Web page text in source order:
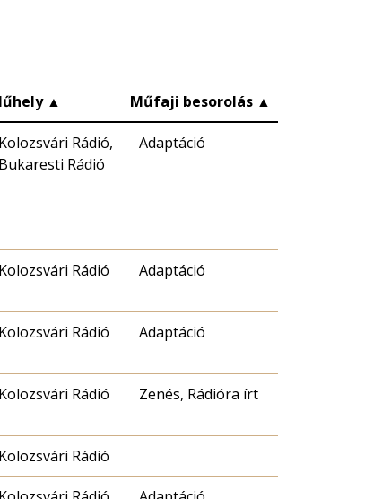
▲ Műfaji besorolás ▲
Kolozsvári Rádió,
Bukaresti Rádió
Adaptáció
Kolozsvári Rádió Adaptáció
Kolozsvári Rádió Adaptáció
Kolozsvári Rádió Zenés, Rádióra írt
Kolozsvári Rádió